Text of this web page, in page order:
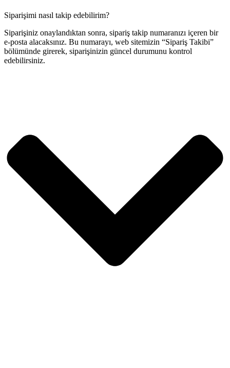
Siparişimi nasıl takip edebilirim?
Siparişiniz onaylandıktan sonra, sipariş takip numaranızı içeren bir
e-posta alacaksınız. Bu numarayı, web sitemizin “Sipariş Takibi”
bölümünde girerek, siparişinizin güncel durumunu kontrol
edebilirsiniz.